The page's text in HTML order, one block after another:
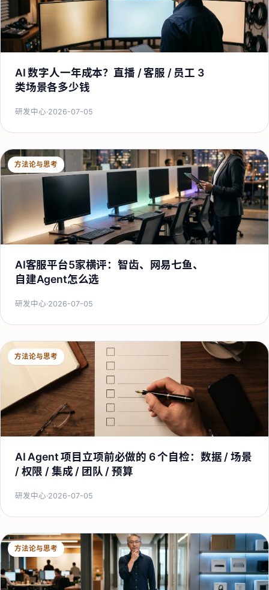
AI 数字人一年成本？直播 / 客服 / 员工 3
类场景各多少钱
研发中心·2026-07-05
方法论与思考
AI客服平台5家横评：智齿、网易七鱼、
自建Agent怎么选
研发中心·2026-07-05
方法论与思考
AI Agent 项目立项前必做的 6 个自检：数据 / 场景
/ 权限 / 集成 / 团队 / 预算
研发中心·2026-07-05
方法论与思考